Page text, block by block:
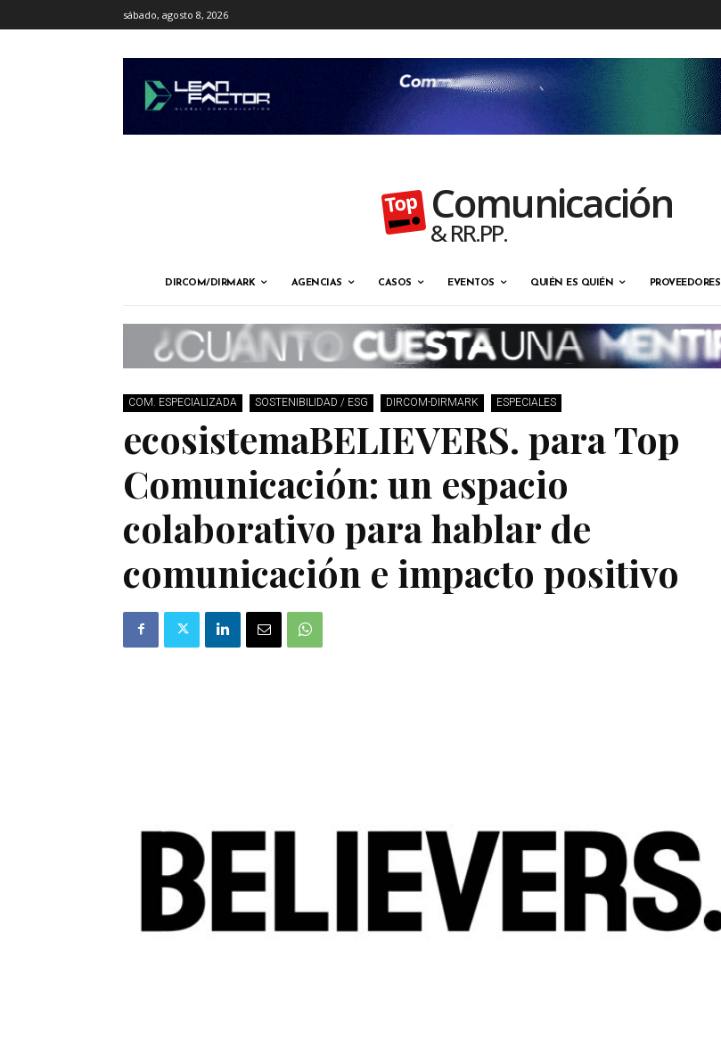
sábado, agosto 8, 2026
Comunicación
& RR.PP.
DIRCOM/DIRMARK AGENCIAS CASOS EVENTOS QUIÉN ES QUIÉN PROVEEDORES
COM. ESPECIALIZADA SOSTENIBILIDAD / ESG DIRCOM-DIRMARK ESPECIALES
ecosistemaBELIEVERS. para Top
Comunicación: un espacio
colaborativo para hablar de
comunicación e impacto positivo